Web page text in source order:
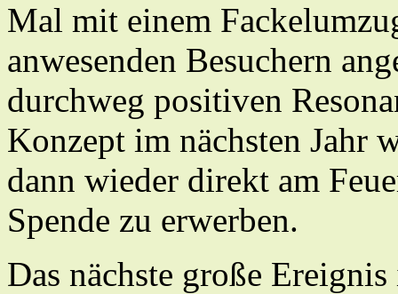
Mal mit einem
anwesenden Besuchern
durchweg positiven
Konzept im nächsten Jahr
dann wieder direkt am
Spende zu erwerben.
Das nächste große